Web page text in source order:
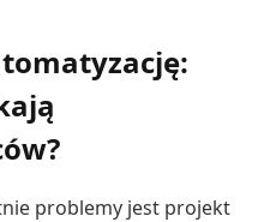
problemy jest projekt